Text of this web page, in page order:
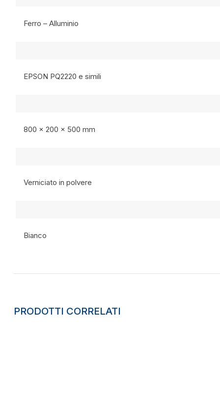
Ferro – Alluminio
EPSON PQ2220 e simili
800 x 200 x 500 mm
Verniciato in polvere
Bianco
PRODOTTI CORRELATI